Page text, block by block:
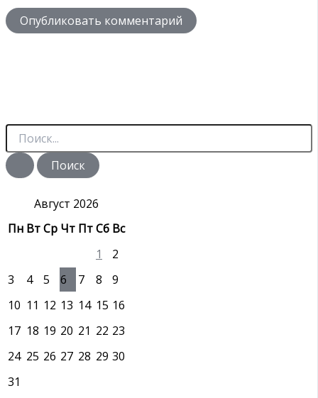
П
и
с
Август 2026
Пн ВтСр Чт ПтСб Вс
1
2
3
4 5 6 7 8
9
10 11 12 13 14 15 16
17 18 19 20 21 22 23
24 25 26 27 28 29 30
31